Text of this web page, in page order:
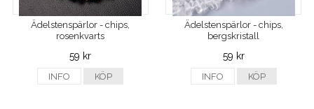
Ädelstenspärlor - chips,
rosenkvarts
59 kr
INFO KÖP
Ädelstenspärlor - chips,
bergskristall
59 kr
INFO KÖP